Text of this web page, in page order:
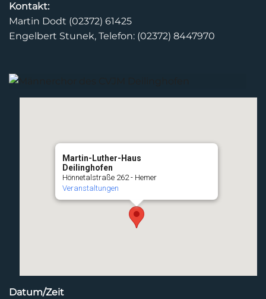
Kontakt:
Martin Dodt (02372) 61425
Engelbert Stunek, Telefon: (02372) 8447970
Martin-Luther-Haus
Deilinghofen
Hönnetalstraße 262 - Hemer
Veranstaltungen
Datum/Zeit